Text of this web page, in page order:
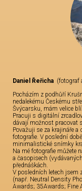
Daniel Řeřicha (fotograf
Pocházím z podhůří
nedalekému Českému
Švýcarsku, mám velice
Pracuji s digitální
dávají možnost pracovat
Považuji se za krajináře
fotografie. V poslední
minimalistické snímky
Na mé fotografie můžete
a časopisech
přednáškách.
V posledních letech jsem
(např. Neutral Density
Awards; 35Awards; Fine